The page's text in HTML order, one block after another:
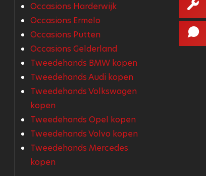
Occasions Harderwijk
Occasions Ermelo
Occasions Putten
Occasions Gelderland
Tweedehands BMW kopen
Tweedehands Audi kopen
Tweedehands Volkswagen
kopen
Tweedehands Opel kopen
Tweedehands Volvo kopen
Tweedehands Mercedes
kopen